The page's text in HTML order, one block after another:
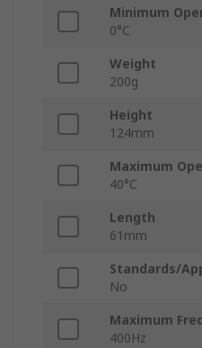
Minimum
0°C
Weight
200g
Height
124mm
Maximum
40°C
Length
61mm
Standards/
No
Maximum
400Hz